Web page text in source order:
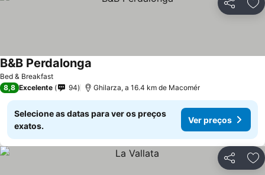
Partilhar
Bed & Breakfast
B&B Perdalonga
8,8 Excelente 94 Ghilarza, a 16.4 km de Macomér
Selecione as datas para ver os preços
exatos.
Ver preços
Partilhar